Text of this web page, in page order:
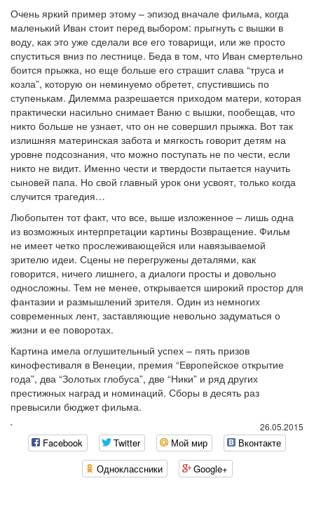
Очень яркий пример этому – эпизод вначале фильма, когда
маленький Иван стоит перед выбором: прыгнуть с вышки в
воду, как это уже сделали все его товарищи, или же просто
спуститься вниз по лестнице. Беда в том, что Иван смертельно
боится прыжка, но еще больше его страшит слава “труса и
козла”, которую он неминуемо обретет, спустившись по
ступенькам. Дилемма разрешается приходом матери, которая
практически насильно снимает Ваню с вышки, пообещав, что
никто больше не узнает, что он не совершил прыжка. Вот так
излишняя материнская забота и мягкость говорит детям на
уровне подсознания, что можно поступать не по чести, если
никто не видит. Именно чести и твердости пытается научить
сыновей папа. Но свой главный урок они усвоят, только когда
случится трагедия…
Любопытен тот факт, что все, выше изложенное – лишь одна
из возможных интерпретации картины Возвращение. Фильм
не имеет четко прослеживающейся или навязываемой
зрителю идеи. Сцены не перегружены деталями, как
говорится, ничего лишнего, а диалоги просты и довольно
односложны. Тем не менее, открывается широкий простор для
фантазии и размышлений зрителя. Один из немногих
современных лент, заставляющие невольно задуматься о
жизни и ее поворотах.
Картина имела оглушительный успех – пять призов
кинофестиваля в Венеции, премия “Европейское открытие
года”, два “Золотых глобуса”, две “Ники” и ряд других
престижных наград и номинаций. Сборы в десять раз
превысили бюджет фильма.
26.05.2015
`
Facebook Twitter Мой мир
Вконтакте
Одноклассники
Google+